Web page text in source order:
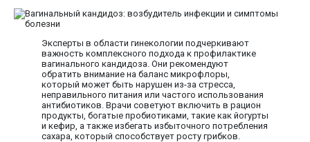
Эксперты в области гинекологии подчеркивают
важность комплексного подхода к профилактике
вагинального кандидоза. Они рекомендуют
обратить внимание на баланс микрофлоры,
который может быть нарушен из-за стресса,
неправильного питания или частого использования
антибиотиков. Врачи советуют включить в рацион
продукты, богатые пробиотиками, такие как йогурты
и кефир, а также избегать избыточного потребления
сахара, который способствует росту грибков.